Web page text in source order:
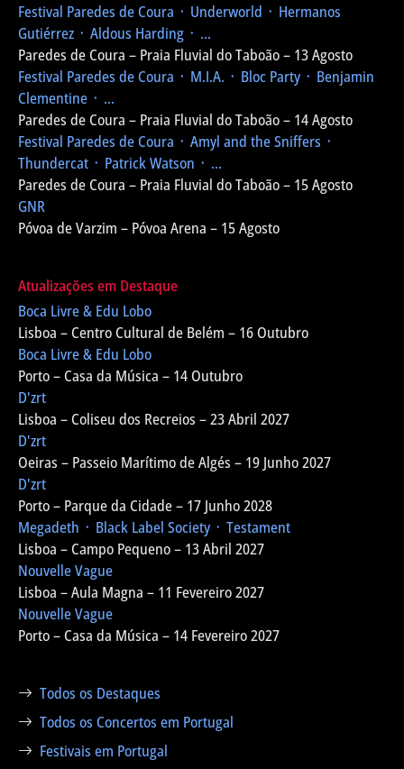
Festival Paredes de Coura ᛫ Underworld ᛫ Hermanos
Gutiérrez ᛫ Aldous Harding ᛫ ...
Paredes de Coura – Praia Fluvial do Taboão – 13 Agosto
Festival Paredes de Coura ᛫ M.I.A. ᛫ Bloc Party ᛫ Benjamin
Clementine ᛫ ...
Paredes de Coura – Praia Fluvial do Taboão – 14 Agosto
Festival Paredes de Coura ᛫ Amyl and the Sniffers ᛫
Thundercat ᛫ Patrick Watson ᛫ ...
Paredes de Coura – Praia Fluvial do Taboão – 15 Agosto
GNR
Póvoa de Varzim – Póvoa Arena – 15 Agosto
Atualizações em Destaque
Boca Livre & Edu Lobo
Lisboa – Centro Cultural de Belém – 16 Outubro
Boca Livre & Edu Lobo
Porto – Casa da Música – 14 Outubro
D'zrt
Lisboa – Coliseu dos Recreios – 23 Abril 2027
D'zrt
Oeiras – Passeio Marítimo de Algés – 19 Junho 2027
D'zrt
Porto – Parque da Cidade – 17 Junho 2028
Megadeth ᛫ Black Label Society ᛫ Testament
Lisboa – Campo Pequeno – 13 Abril 2027
Nouvelle Vague
Lisboa – Aula Magna – 11 Fevereiro 2027
Nouvelle Vague
Porto – Casa da Música – 14 Fevereiro 2027
Todos os Destaques
Todos os Concertos em Portugal
Festivais em Portugal